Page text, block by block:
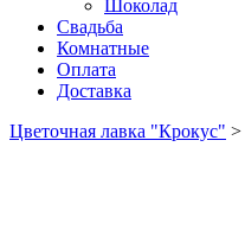
Шоколад
Свадьба
Комнатные
Оплата
Доставка
Цветочная лавка "Крокус" >